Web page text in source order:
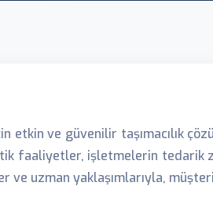
etkin ve güvenilir taşımacılık
faaliyetler, işletmelerin tedarik
uzman yaklaşımlarıyla,